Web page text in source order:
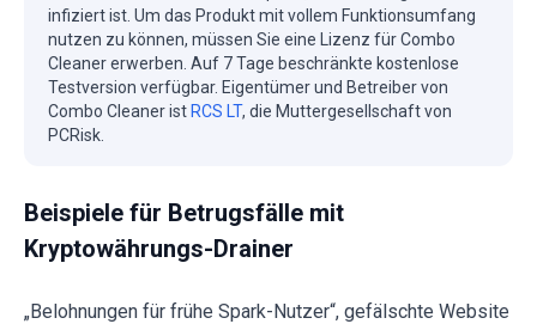
infiziert ist. Um das Produkt mit vollem Funktionsumfang
nutzen zu können, müssen Sie eine Lizenz für Combo
Cleaner erwerben. Auf 7 Tage beschränkte kostenlose
Testversion verfügbar. Eigentümer und Betreiber von
Combo Cleaner ist RCS LT, die Muttergesellschaft von
PCRisk.
Beispiele für Betrugsfälle mit
Kryptowährungs-Drainer
„Belohnungen für frühe Spark-Nutzer“, gefälschte Website